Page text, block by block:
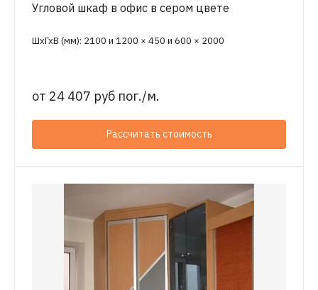
Угловой шкаф в офис в сером цвете
ШхГхВ (мм): 2100 и 1200 × 450 и 600 × 2000
от 24 407 руб пог./м.
Рассчитать стоимость